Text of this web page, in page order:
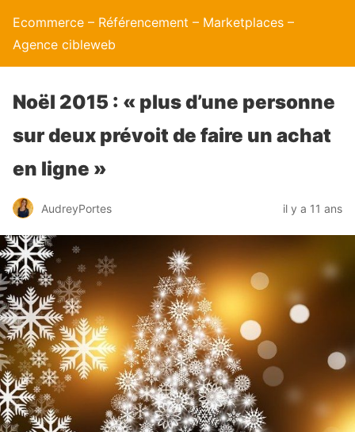
Ecommerce – Référencement – Marketplaces –
Agence cibleweb
Noël 2015 : « plus d’une personne
sur deux prévoit de faire un achat
en ligne »
AudreyPortes il y a 11 ans